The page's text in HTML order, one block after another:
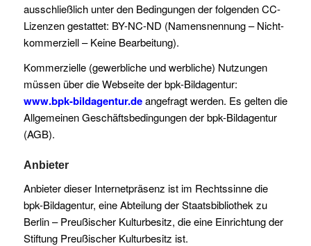
ausschließlich unter den Bedingungen der folgenden CC-
Lizenzen gestattet: BY-NC-ND (Namensnennung – Nicht-
kommerziell – Keine Bearbeitung).
Kommerzielle (gewerbliche und werbliche) Nutzungen
müssen über die Webseite der bpk-Bildagentur:
www.bpk-bildagentur.deangefragt werden. Es gelten die
Allgemeinen Geschäftsbedingungen der bpk-Bildagentur
(AGB).
Anbieter
Anbieter dieser Internetpräsenz ist im Rechtssinne die
bpk-Bildagentur, eine Abteilung der Staatsbibliothek zu
Berlin – Preußischer Kulturbesitz, die eine Einrichtung der
Stiftung Preußischer Kulturbesitz ist.